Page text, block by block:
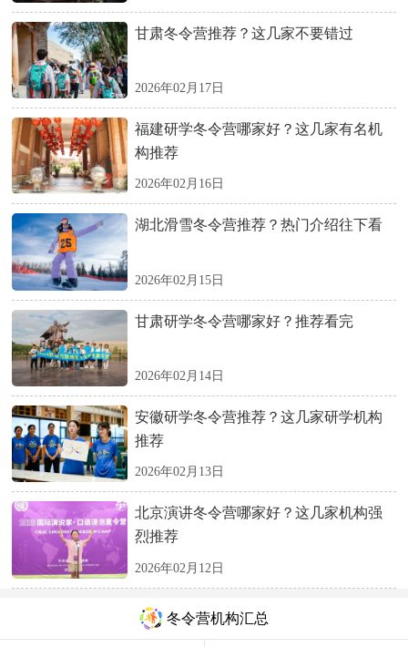
甘肃冬令营推荐？这几家不要错过
2026年02月17日
福建研学冬令营哪家好？这几家有名机
构推荐
2026年02月16日
湖北滑雪冬令营推荐？热门介绍往下看
2026年02月15日
甘肃研学冬令营哪家好？推荐看完
2026年02月14日
安徽研学冬令营推荐？这几家研学机构
推荐
2026年02月13日
北京演讲冬令营哪家好？这几家机构强
烈推荐
2026年02月12日
冬令营机构汇总